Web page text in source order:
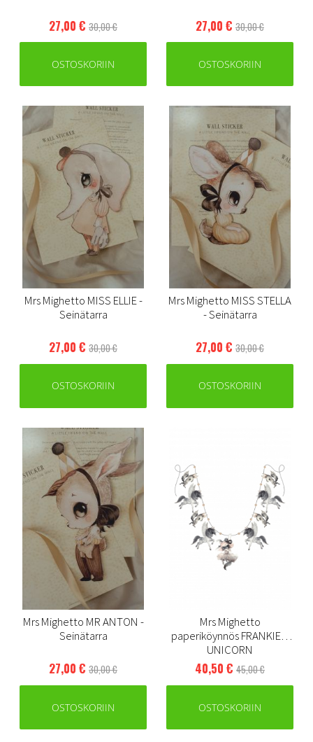
27,00 € 30,00 €
OSTOSKORIIN
27,00 € 30,00 €
OSTOSKORIIN
Mrs Mighetto MISS ELLIE -
Seinätarra
27,00 € 30,00 €
OSTOSKORIIN
Mrs Mighetto MISS STELLA
- Seinätarra
27,00 € 30,00 €
OSTOSKORIIN
Mrs Mighetto MR ANTON -
Seinätarra
27,00 € 30,00 €
OSTOSKORIIN
Mrs Mighetto
paperiköynnös FRANKIE &
UNICORN
40,50 € 45,00 €
OSTOSKORIIN